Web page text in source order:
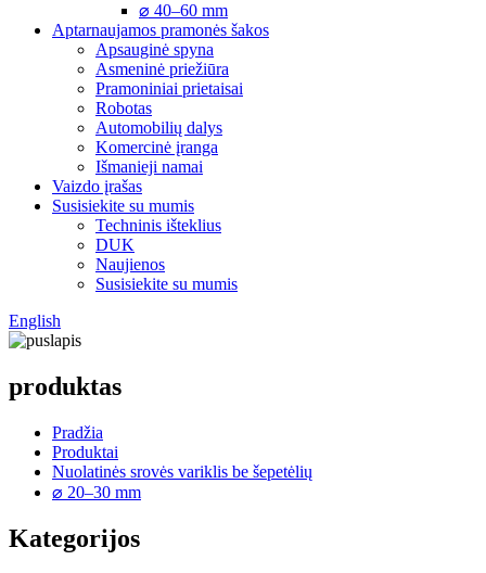
⌀ 40–60 mm
Aptarnaujamos pramonės šakos
Apsauginė spyna
Asmeninė priežiūra
Pramoniniai prietaisai
Robotas
Automobilių dalys
Komercinė įranga
Išmanieji namai
Vaizdo įrašas
Susisiekite su mumis
Techninis išteklius
DUK
Naujienos
Susisiekite su mumis
English
produktas
Pradžia
Produktai
Nuolatinės srovės variklis be šepetėlių
⌀ 20–30 mm
Kategorijos